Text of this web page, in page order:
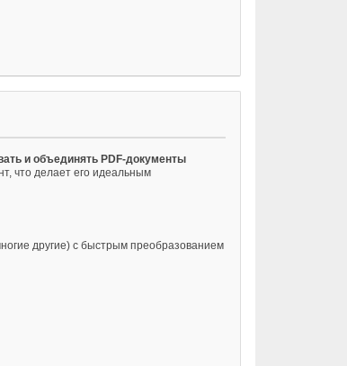
и объединять PDF-документы
что делает его идеальным
другие) с быстрым преобразованием